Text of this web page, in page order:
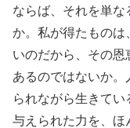
ならば、それを単
か。私が得たものは
いのだから、その
あるのではないか。
られながら生きてい
与えられた力を、ほ